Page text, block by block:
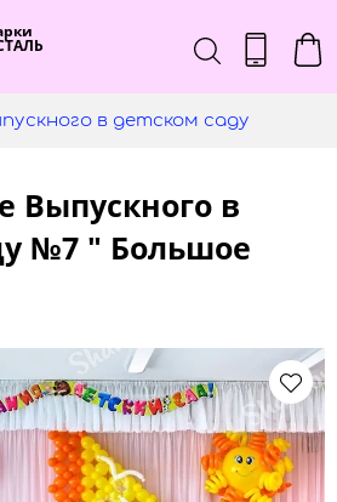
в детском саду
Выпускного в
№7 " Большое